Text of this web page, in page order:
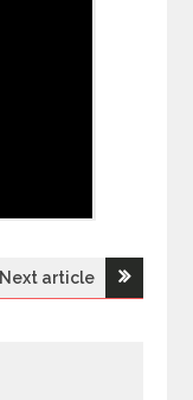
Next article